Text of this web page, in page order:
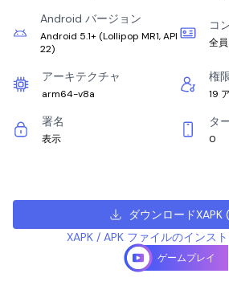
Android バージョン
Android 5.1+ (Lollipop MR1, API
22)
コ
全員
アーキテクチャ
arm64-v8a
権
19
署名
表示
タ
0
ダウンロードXAPK(
XAPK / APK ファイルのインス
ゲームプレイ